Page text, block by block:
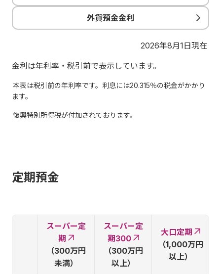
外貨預金金利
2026年8月1日現在
金利は年利率・税引前で表示しています。
本表は税引前の年利率です。利息には20.315％の税金がかかり
ます。
復興特別所得税が付加されております。
定期預金
スーパー定
期
（300万円
未満）
スーパー定
期300
（300万円
以上）
大口定期
（1,000万円
以上）